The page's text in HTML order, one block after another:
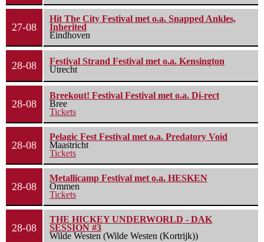
27-08
Hit The City Festival met o.a. Snapped Ankles,
Inherited
Eindhoven
28-08
Festival Strand Festival met o.a. Kensington
Utrecht
28-08
Breekout! Festival Festival met o.a. Di-rect
Bree
Tickets
28-08
Pelagic Fest Festival met o.a. Predatory Void
Maastricht
Tickets
28-08
Metallicamp Festival met o.a. HESKEN
Ommen
Tickets
28-08
THE HICKEY UNDERWORLD - DAK
SESSION #3
Wilde Westen (Wilde Westen (Kortrijk))